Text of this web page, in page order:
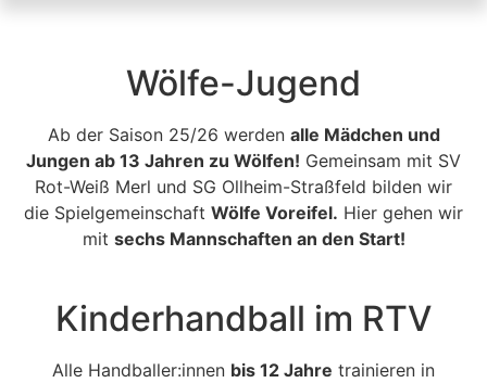
Wölfe-Jugend
Ab der Saison 25/26 werden alle Mädchen und
Jungen ab 13 Jahren zu Wölfen! Gemeinsam mit SV
Rot-Weiß Merl und SG Ollheim-Straßfeld bilden wir
die Spielgemeinschaft Wölfe Voreifel. Hier gehen wir
mit sechs Mannschaften an den Start!
Kinderhandball im RTV
Alle Handballer:innen bis 12 Jahre trainieren in